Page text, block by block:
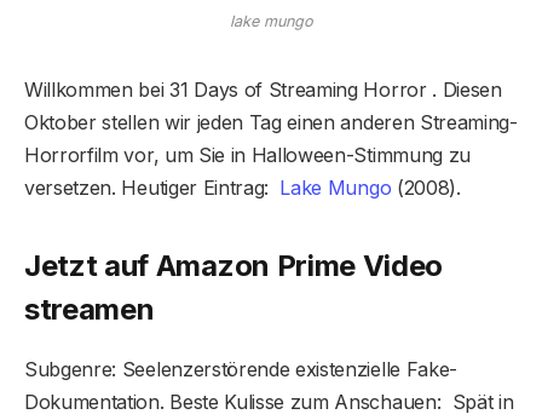
lake mungo
Willkommen bei 31 Days of Streaming Horror . Diesen
Oktober stellen wir jeden Tag einen anderen Streaming-
Horrorfilm vor, um Sie in Halloween-Stimmung zu
versetzen. Heutiger Eintrag: Lake Mungo (2008).
Jetzt auf Amazon Prime Video
streamen
Subgenre: Seelenzerstörende existenzielle Fake-
Dokumentation. Beste Kulisse zum Anschauen: Spät in